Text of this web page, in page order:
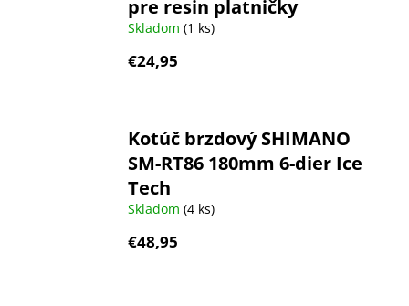
pre resin platničky
Skladom (1 ks)
€24,95
Kotúč brzdový SHIMANO
SM-RT86 180mm 6-dier Ice
Tech
Skladom (4 ks)
€48,95